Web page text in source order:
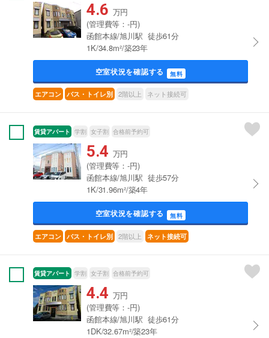
4.6 万円
(管理費等：-円)
函館本線/旭川駅 徒歩61分
1K/34.8m²/築23年
空室状況を確認する 無料
エアコン バス・トイレ別 2階以上 ネット接続可
賃貸アパート 学割 女子割 合格前予約可
5.4 万円
(管理費等：-円)
函館本線/旭川駅 徒歩57分
1K/31.96m²/築4年
空室状況を確認する 無料
エアコン バス・トイレ別 2階以上 ネット接続可
賃貸アパート 学割 女子割 合格前予約可
4.4 万円
(管理費等：-円)
函館本線/旭川駅 徒歩61分
1DK/32.67m²/築23年